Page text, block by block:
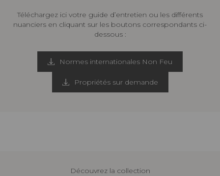
Téléchargez ici votre guide d’entretien ou les différents
nuanciers en cliquant sur les boutons correspondants ci-
dessous :
Normes internationales Non Feu
Propriétés sur demande
Découvrez la collection